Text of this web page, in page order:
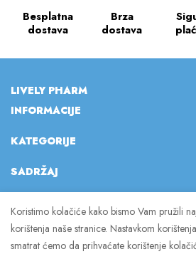
Besplatna
dostava
Brza
dostava
LIVELY PHARM
INFORMACIJE
KATEGORIJE
SADRŽAJ
© 2023 Lively Pharm. Sva
Koristimo kolačiće kako bismo Vam pružili
korištenja naše stranice. Nastavkom
smatrat ćemo da prihvaćate korištenje